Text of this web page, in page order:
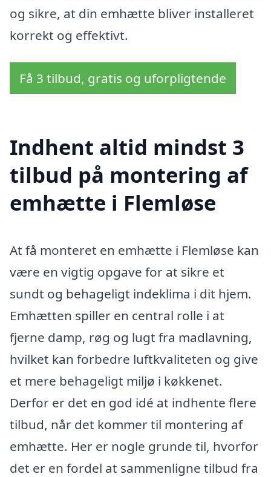
og sikre, at din emhætte bliver installeret
korrekt og effektivt.
Få 3 tilbud, gratis og uforpligtende
Indhent altid mindst 3
tilbud på montering af
emhætte i Flemløse
At få monteret en emhætte i Flemløse kan
være en vigtig opgave for at sikre et
sundt og behageligt indeklima i dit hjem.
Emhætten spiller en central rolle i at
fjerne damp, røg og lugt fra madlavning,
hvilket kan forbedre luftkvaliteten og give
et mere behageligt miljø i køkkenet.
Derfor er det en god idé at indhente flere
tilbud, når det kommer til montering af
emhætte. Her er nogle grunde til, hvorfor
det er en fordel at sammenligne tilbud fra